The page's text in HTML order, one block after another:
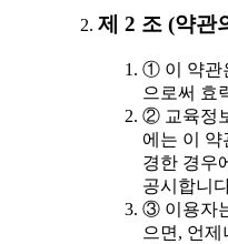
제 2 조 (약관
① 이 약관
으로써 효
② 교육정
에는 이 약
경한 경우
공시합니
③ 이용자
으면, 언제